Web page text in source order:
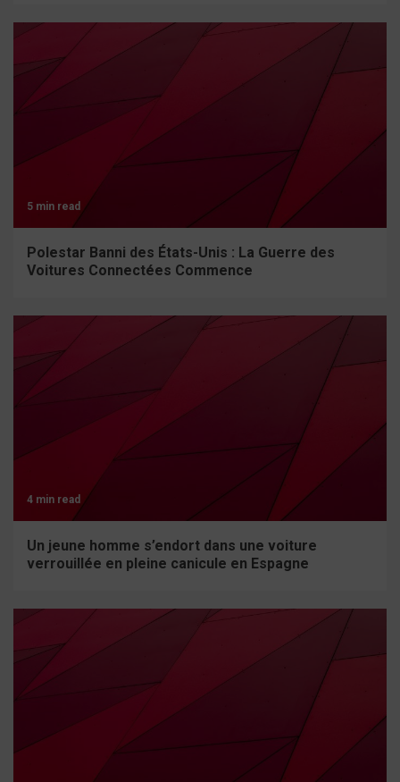
5 min read
Polestar Banni des États-Unis : La Guerre des
Voitures Connectées Commence
4 min read
Un jeune homme s’endort dans une voiture
verrouillée en pleine canicule en Espagne